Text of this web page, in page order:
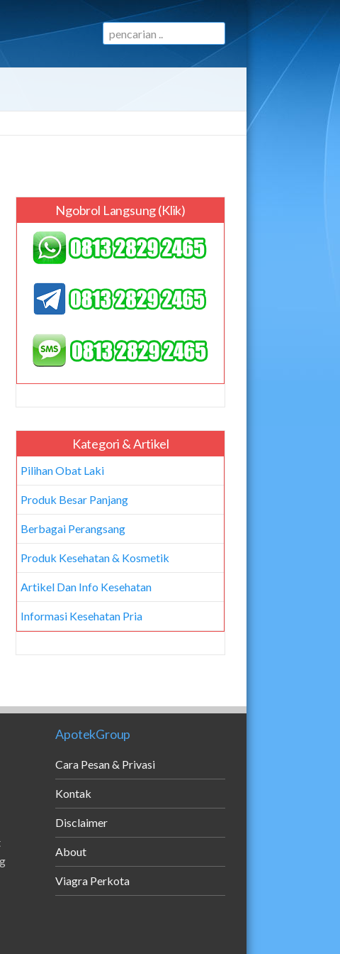
Ngobrol Langsung (klik)
Kategori & Artikel
Pilihan Obat Laki
Produk Besar Panjang
Berbagai Perangsang
Produk Kesehatan & Kosmetik
Artikel Dan Info Kesehatan
Informasi Kesehatan Pria
ApotekGroup
Cara Pesan & Privasi
Kontak
Disclaimer
About
Viagra Perkota